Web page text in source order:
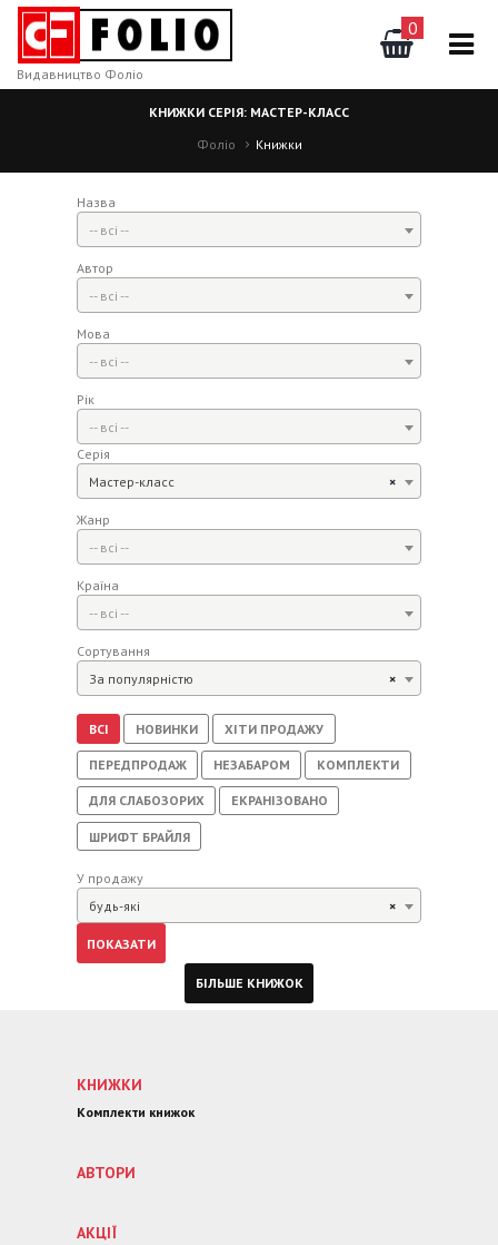
0
Видавництво Фоліо
КНИЖКИ СЕРІЯ: МАСТЕР-КЛАСС
Фоліо
Книжки
Назва
-- всі --
Автор
-- всі --
Мова
-- всі --
Рік
-- всі --
Серія
×
Мастер-класс
Жанр
-- всі --
Країна
-- всі --
Сортування
×
За популярністю
ВСІ НОВИНКИ ХІТИ ПРОДАЖУ
ПЕРЕДПРОДАЖ НЕЗАБАРОМ КОМПЛЕКТИ
ДЛЯ СЛАБОЗОРИХ ЕКРАНІЗОВАНО
ШРИФТ БРАЙЛЯ
У продажу
×
будь-які
БІЛЬШЕ КНИЖОК
КНИЖКИ
Комплекти книжок
АВТОРИ
АКЦІЇ